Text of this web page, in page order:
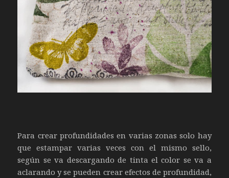
Para crear profundidades en varias zonas solo hay
que estampar varias veces con el mismo sello,
según se va descargando de tinta el color se va a
aclarando y se pueden crear efectos de profundidad,